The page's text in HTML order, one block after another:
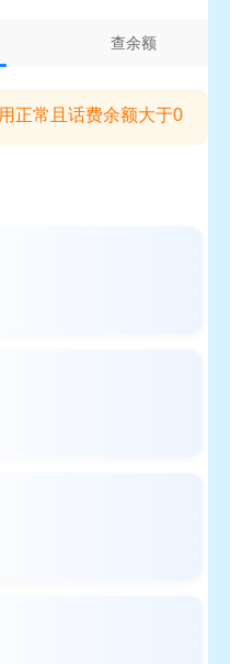
查余额
正常且话费余额大于0